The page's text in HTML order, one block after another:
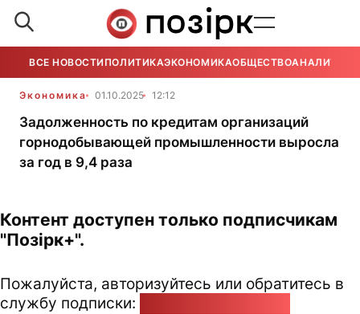
ВСЕ НОВОСТИ ПОЛИТИКАЭКОНОМИКАОБЩЕСТВОАНАЛИТИКА
Экономика 01.10.2025 12:12
Задолженность по кредитам организаций
горнодобывающей промышленности выросла
за год в 9,4 раза
Контент доступен только подписчикам
"Позірк+".
Пожалуйста, авторизуйтесь или обратитесь в
службу подписки: